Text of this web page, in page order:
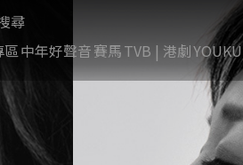
尋
區中年好聲音賽馬TVB | 港劇